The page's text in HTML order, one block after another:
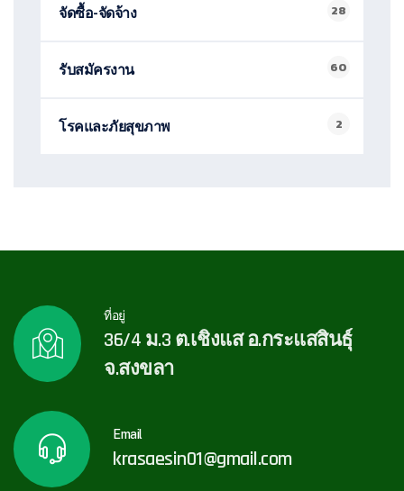
จัดซื้อ-จัดจ้าง 28
รับสมัครงาน 60
โรคและภัยสุขภาพ 2
ที่อยู่
36/4 ม.3 ต.เชิงแส อ.กระแสสินธุ์
จ.สงขลา
Email
krasaesin01@gmail.com